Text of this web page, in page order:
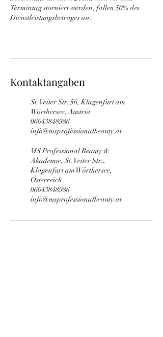
Termintag storniert werden, fallen 50% des
Dienstleistungsbetrages an.
Kontaktangaben
St. Veiter Str. 56, Klagenfurt am
Wörthersee, Austria
06643848986
info@msprofessionalbeauty.at
MS Professional Beauty &
Akademie, St. Veiter Str.,
Klagenfurt am Wörthersee,
Österreich
06643848986
info@msprofessionalbeauty.at